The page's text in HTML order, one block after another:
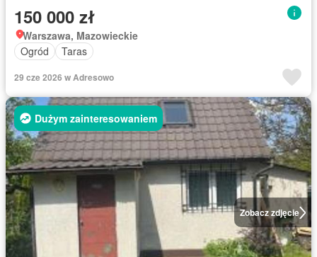
150 000 zł
Warszawa, Mazowieckie
Ogród
Taras
29 cze 2026 w Adresowo
Zobacz zdjęcie
Dużym zainteresowaniem